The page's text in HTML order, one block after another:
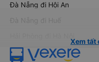
Đà Nẵng đi Hội An
Xem tất